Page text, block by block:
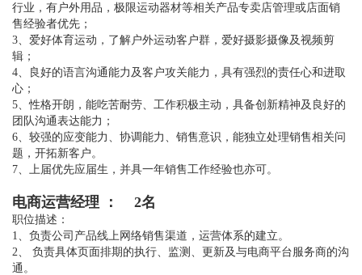
行业，有户外用品，极限运动器材等相关产品专卖店管理或店面销
售经验者优先；
3、爱好体育运动，了解户外运动客户群，爱好摄影摄像及视频剪
辑；
4、良好的语言沟通能力及客户攻关能力，具有强烈的责任心和进取
心；
5、性格开朗，能吃苦耐劳、工作积极主动，具备创新精神及良好的
团队沟通表达能力；
6、较强的应变能力、协调能力、销售意识，能独立处理销售相关问
题，开拓新客户。
7、上届优先应届生，并具一年销售工作经验也亦可。
电商运营经理 ： 2名
职位描述：
1、负责公司产品线上网络销售渠道，运营体系的建立。
2、 负责具体页面排期的执行、监测、更新及与电商平台服务商的沟
通。